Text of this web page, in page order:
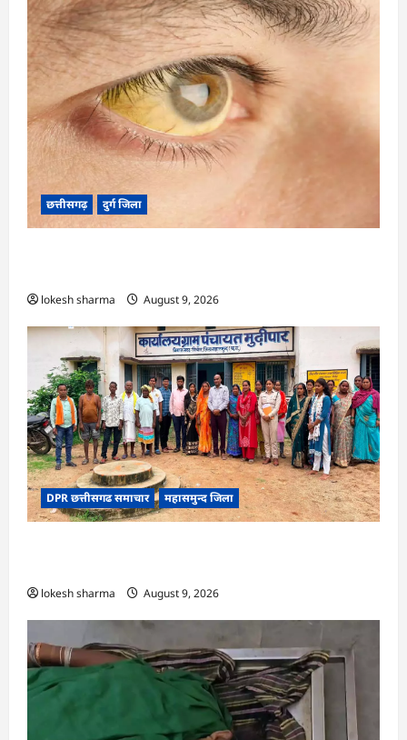
छत्तीसगढ़ दुर्ग जिला
lokesh sharma August 9, 2026
DPR छत्तीसगढ समाचार महासमुन्द जिला
lokesh sharma August 9, 2026